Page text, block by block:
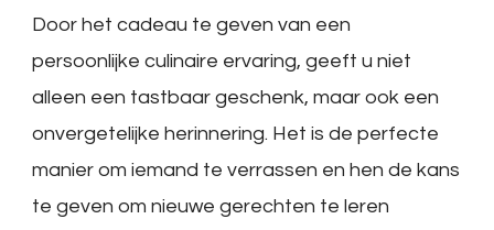
Door het cadeau te geven van een
persoonlijke culinaire ervaring, geeft u niet
alleen een tastbaar geschenk, maar ook een
onvergetelijke herinnering. Het is de perfecte
manier om iemand te verrassen en hen de kans
te geven om nieuwe gerechten te leren